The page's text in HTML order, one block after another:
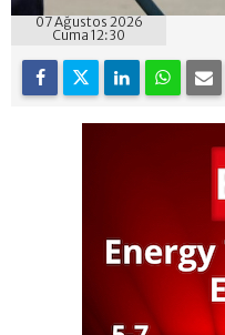
07 Ağustos 2026
Cuma 12:30